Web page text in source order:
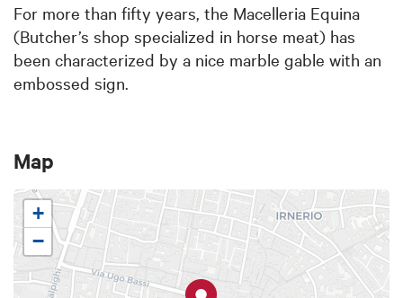
For more than fifty years, the Macelleria Equina
(Butcher’s shop specialized in horse meat) has
been characterized by a nice marble gable with an
embossed sign.
Map
+
−